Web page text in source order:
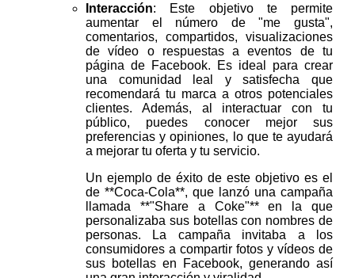
Interacción:
Este objetivo te permite
aumentar el número de "me gusta",
comentarios, compartidos, visualizaciones
de vídeo o respuestas a eventos de tu
página de Facebook. Es ideal para crear
una comunidad leal y satisfecha que
recomendará tu marca a otros potenciales
clientes. Además, al interactuar con tu
público, puedes conocer mejor sus
preferencias y opiniones, lo que te ayudará
a mejorar tu oferta y tu servicio.
Un ejemplo de éxito de este objetivo es el
de **Coca-Cola**, que lanzó una campaña
llamada **"Share a Coke"** en la que
personalizaba sus botellas con nombres de
personas. La campaña invitaba a los
consumidores a compartir fotos y vídeos de
sus botellas en Facebook, generando así